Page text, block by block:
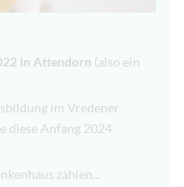
in Attendorn (also ein
im Vredener
diese Anfang 2024
zählen...